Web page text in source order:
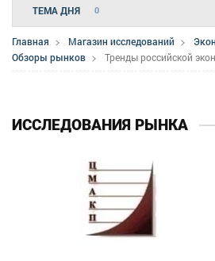
ТЕМА ДНЯ 0
Главная Магазин исследований
Обзоры рынков
Тренды российской
ИССЛЕДОВАНИЯ РЫНКА